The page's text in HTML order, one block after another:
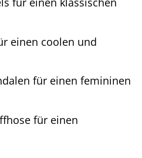
einen coolen und
für einen femininen
für einen